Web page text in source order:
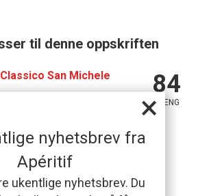
×
nyhetsbrev fra
Apéritif
ukentlige nyhetsbrev. Du
til denne oppskriften
San Michele
kr Basisutvalget
84
POENG